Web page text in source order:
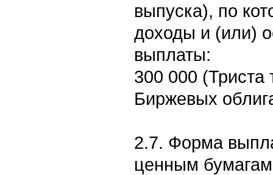
выпуска), по
доходы и (или)
выплаты:
300 000 (Триста
Биржевых
2.7. Форма
ценным